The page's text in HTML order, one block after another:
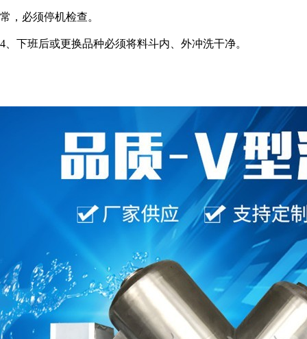
常，必须停机检查。
4、下班后或更换品种必须将料斗内、外冲洗干净。